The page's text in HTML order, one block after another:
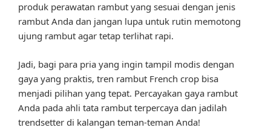
produk perawatan rambut yang sesuai dengan jenis
rambut Anda dan jangan lupa untuk rutin memotong
ujung rambut agar tetap terlihat rapi.
Jadi, bagi para pria yang ingin tampil modis dengan
gaya yang praktis, tren rambut French crop bisa
menjadi pilihan yang tepat. Percayakan gaya rambut
Anda pada ahli tata rambut terpercaya dan jadilah
trendsetter di kalangan teman-teman Anda!